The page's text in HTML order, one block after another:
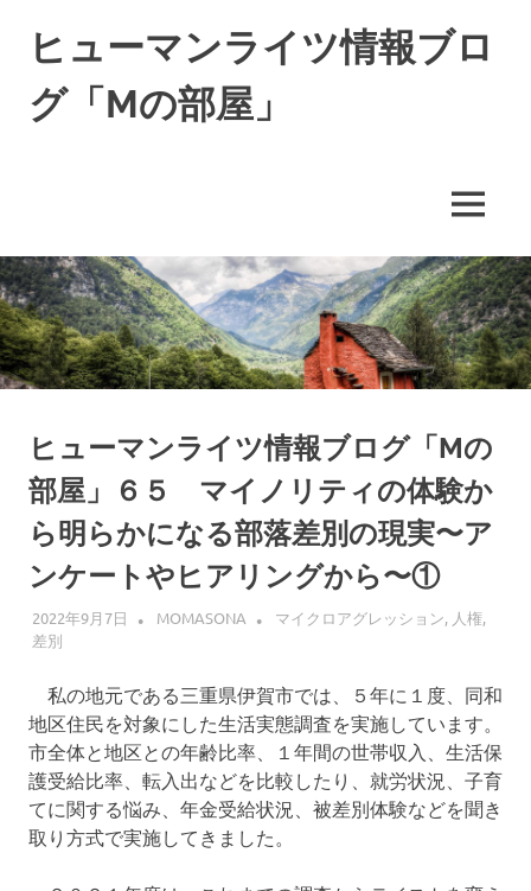
プ
ヒューマンライツ情報ブロ
グ「Mの部屋」
の
「わ
た
し」
が
尊
さ
れ
る
界
へ
MENU
ヒューマンライツ情報ブログ「Mの
部屋」６５ マイノリティの体験か
ら明らかになる部落差別の現実〜ア
ンケートやヒアリングから〜①
2022年9月7日 MOMASONA マイクロアグレッション, 人権,
差別
私の地元である三重県伊賀市では、５年に１度、同和
地区住民を対象にした生活実態調査を実施しています。
市全体と地区との年齢比率、１年間の世帯収入、生活保
護受給比率、転入出などを比較したり、就労状況、子育
てに関する悩み、年金受給状況、被差別体験などを聞き
取り方式で実施してきました。